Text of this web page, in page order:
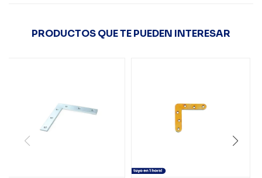
PRODUCTOS QUE TE PUEDEN INTERESAR